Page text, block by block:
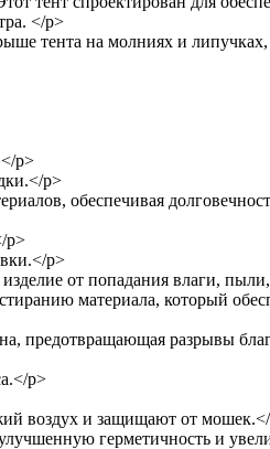
</p>
тента на молниях и липучках,
p>
p>
обеспечивая
p>
p>
от попадания влаги,
материала, который
предотвращающая разрывы
p>
воздух и защищают от
герметичность и